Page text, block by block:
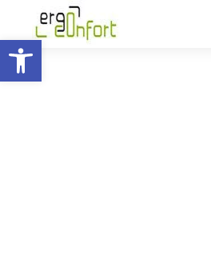
Ouvrir la barre d’outils